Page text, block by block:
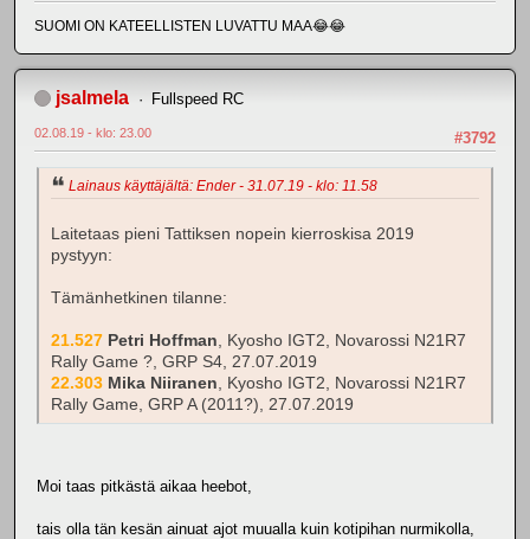
SUOMI ON KATEELLISTEN LUVATTU MAA😂😂
jsalmela Fullspeed RC
#3792
02.08.19 - klo: 23.00
Lainaus käyttäjältä: Ender - 31.07.19 - klo: 11.58
Laitetaas pieni Tattiksen nopein kierroskisa 2019
pystyyn:
Tämänhetkinen tilanne:
21.527 Petri Hoffman , Kyosho IGT2, Novarossi N21R7
Rally Game ?, GRP S4, 27.07.2019
22.303 Mika Niiranen , Kyosho IGT2, Novarossi N21R7
Rally Game, GRP A (2011?), 27.07.2019
Moi taas pitkästä aikaa heebot,
tais olla tän kesän ainuat ajot muualla kuin kotipihan nurmikolla,